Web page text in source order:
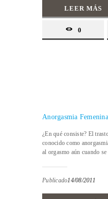
LEER MÁS
0
Anorgasmia Femenina
¿En qué consiste? El
conocido como
al orgasmo aún cuando
Publicado14/08/2011